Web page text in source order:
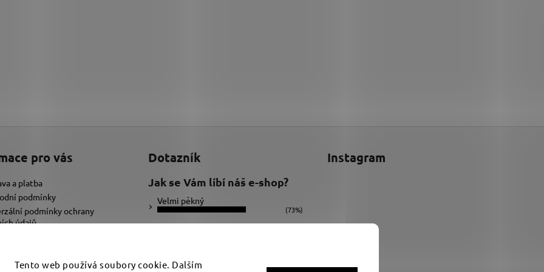
Tento web používá soubory cookie. Dalším
pro vás
a platba
podmínky
podmínky ochrany
údajů
text pro náramek
Dotazník
Jak se Vám líbí náš e-shop?
Velmi pěkný
(73%)
Ujde to
Instagram